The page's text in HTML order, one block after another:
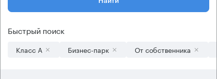
Быстрый поиск
Класс А Бизнес-парк От собственника